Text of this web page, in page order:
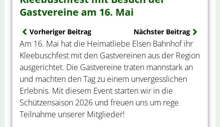
Gastvereine am 16. Mai
Zurück
Vorheriger Beitrag Nächster Beitrag
Am 16. Mai hat die Heimatliebe Elsen Bahnhof ihr
Kleebuschfest mit den Gastvereinen aus der Region
ausgerichtet. Die Gastvereine traten mannstark an
und machten den Tag zu einem unvergesslichen
Erlebnis. Mit diesem Event starten wir in die
Schützensaison 2026 und freuen uns um rege
Teilnahme unserer Mitglieder!